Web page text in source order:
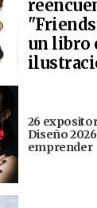
un libro
26
Diseño
emprender